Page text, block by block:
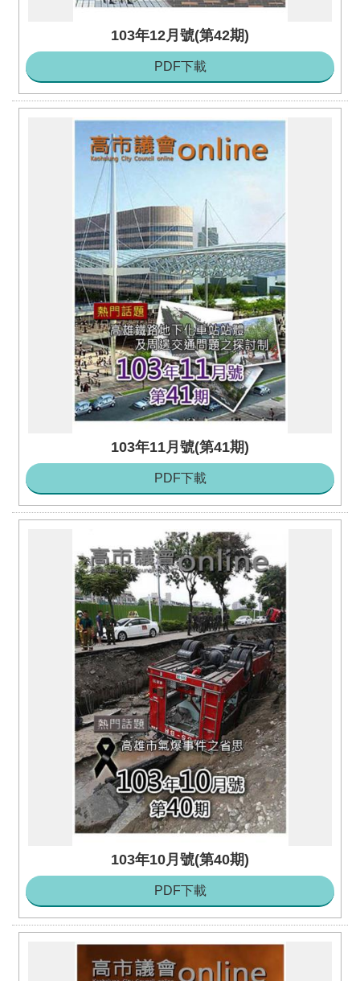
103年12月號(第42期)
PDF下載
103年11月號(第41期)
PDF下載
103年10月號(第40期)
PDF下載